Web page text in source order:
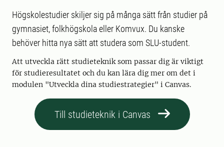
Högskolestudier skiljer sig på många sätt från studier på
gymnasiet, folkhögskola eller Komvux. Du kanske
behöver hitta nya sätt att studera som SLU-student.
Att utveckla rätt studieteknik som passar dig är viktigt
för studieresultatet och du kan lära dig mer om det i
modulen "Utveckla dina studiestrategier" i Canvas.
Till studieteknik i Canvas